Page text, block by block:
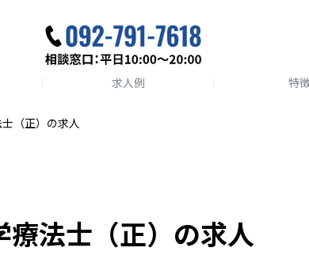
求人例 特
（正）の求人
法士（正）の求人